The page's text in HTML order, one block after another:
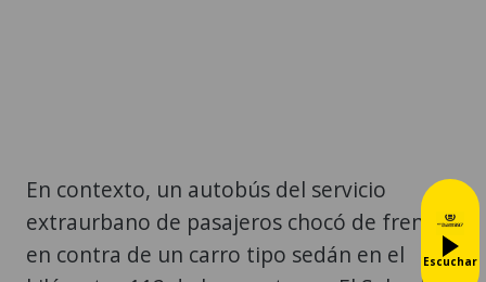
En contexto, un autobús del servicio
extraurbano de pasajeros chocó de frente
en contra de un carro tipo sedán en el
Escuchar